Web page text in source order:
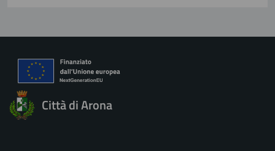
Città di Arona